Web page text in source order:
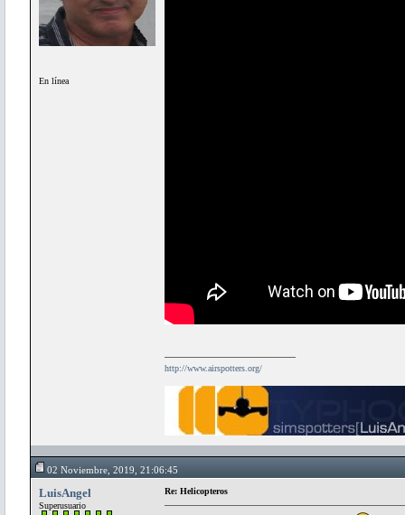
En línea
http://www.airspotters.org/
02 Noviembre, 2019, 21:06:45
LuisAngel
Superusuario
Re: Helicopteros